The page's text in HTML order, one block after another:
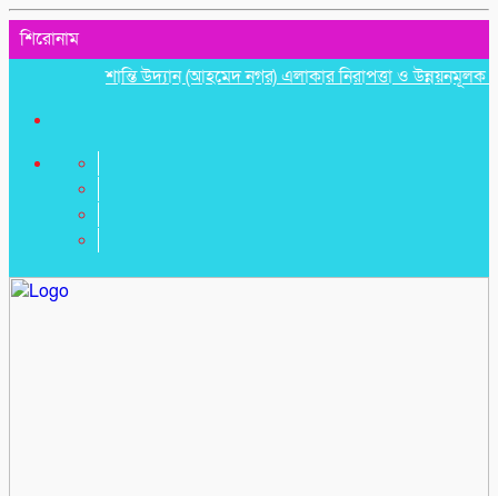
শিরোনাম
শান্তি উদ্যান (আহমেদ নগর) এলাকার নিরাপত্তা ও উন্নয়নমূলক জরুরি